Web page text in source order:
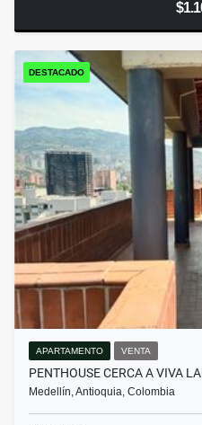
DESTACADO
APARTAMENTO VENTA
PENTHOUSE CERCA A VIVA
Medellín, Antioquia, Colombia